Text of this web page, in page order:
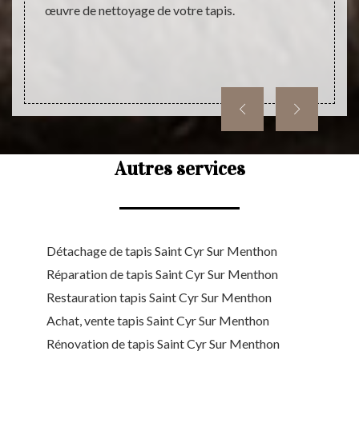
œuvre de nettoyage de votre tapis.
Autres services
Détachage de tapis Saint Cyr Sur Menthon
Réparation de tapis Saint Cyr Sur Menthon
Restauration tapis Saint Cyr Sur Menthon
Achat, vente tapis Saint Cyr Sur Menthon
Rénovation de tapis Saint Cyr Sur Menthon